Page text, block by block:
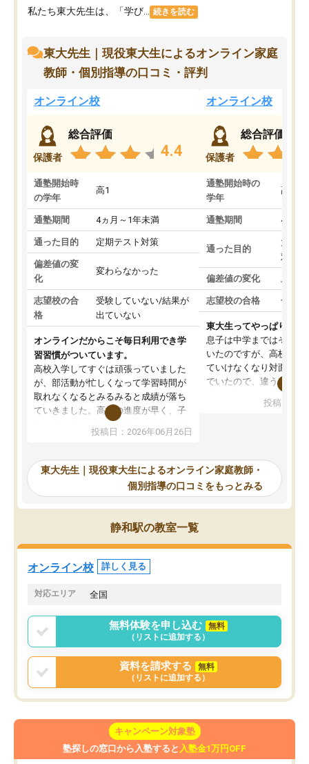
私たち東大先生は、「学び... 続きを読む
東大先生｜現役東大生によるオンライン家庭
教師・個別指導の口コミ・評判
オンライン校
保護者
総合評価
4.4
通塾開始時
の学年
高1
通塾期間 4ヵ月～1年未満
通った目的 定期テスト対策
偏差値の変
化
変わらなかった
志望校の合
格
受験していない/結果が
出ていない
オンラインだからこそ毎日利用でき学
習習慣がついています。
高校入学してすぐは頑張っていました
が、部活動が忙しくなって学習時間が
取れなくなるとみるみると成績が落ち
ていきました。高校の進度が早く、子
供も家に帰って勉強の話すると嫌な反
応を示します。東大先生にお願いして
れるので、親としても安心です。毎日
使える自習室とかもあり、わからない
ところがあれば先生が回答してくれる
のも重宝しています。
投稿日：2026年06月26日
オンライン校
保護者
総合評価
通塾開始時の
学年
高3
通塾期間 4ヵ月
通った目的
大学
対策
偏差値の変化 上が
志望校の合格 合格
東大生ってやっぱりすご
息子は中学まではそこそ
いたのですが、高校に入
ていけなくなり対面の塾
でいたので、違うアプロ
で、当初は模試でD判定
自習室が毎日使えていつ
るのが心強かったよう
謝です。
投稿日：
東大先生｜現役東大生によるオンライン家庭教師・
個別指導の口コミをもっとみる
静和駅の教室一覧
オンライン校 詳しく見る
対応エリア 全国
無料体験を申し込む
無料
（リストに追加する）
資料を請求する
無料
（リストに追加する）
キャンペーン対象塾
塾探しの窓口から入塾すると 入塾金1万円OFF